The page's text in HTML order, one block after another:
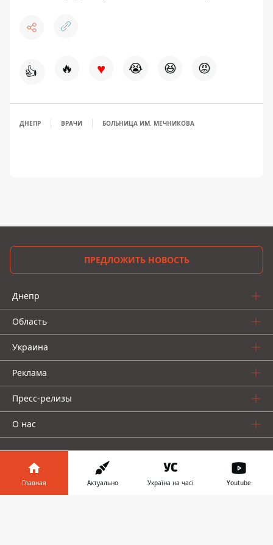
👍 🔥 ♥ 😭 😆 😡
ДНЕПР ВРАЧИ БОЛЬНИЦА ИМ. МЕЧНИКОВА
ПРЕДЛОЖИТЬ НОВОСТЬ
Днепр
Область
Украина
Реклама
Пресс-релизы
О нас
Главная Актуально Україна на часі Youtube